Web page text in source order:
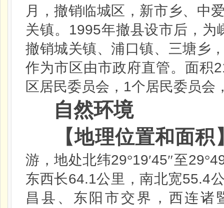
月，撤销临城区，新市乡、中
关镇。 1995年撤县设市后，为
撤销城关镇、浦口镇、三塘乡
作为市区由市政府直管。面积
区居民委员会， 1个居民委员会
自然环境
【地理位置和面积
游，地处北纬29°19′45″至29°
东西长64.1公里，南北宽55.4
昌县、东阳市交界，西连诸